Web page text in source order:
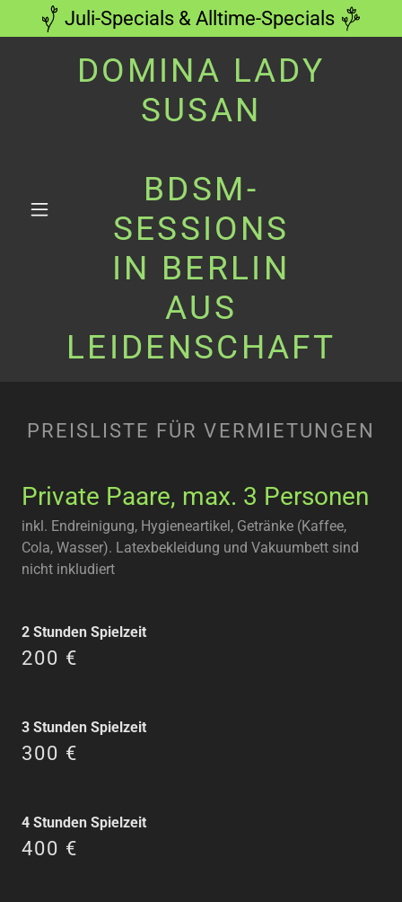
Juli-Specials & Alltime-Specials
DOMINA LADY
SUSAN
BDSM-
SESSIONS
IN BERLIN
AUS
LEIDENSCHAFT
PREISLISTE FÜR VERMIETUNGEN
Private Paare, max. 3 Personen
inkl. Endreinigung, Hygieneartikel, Getränke (Kaffee,
Cola, Wasser). Latexbekleidung und Vakuumbett sind
nicht inkludiert
2 Stunden Spielzeit
200 €
3 Stunden Spielzeit
300 €
4 Stunden Spielzeit
400 €